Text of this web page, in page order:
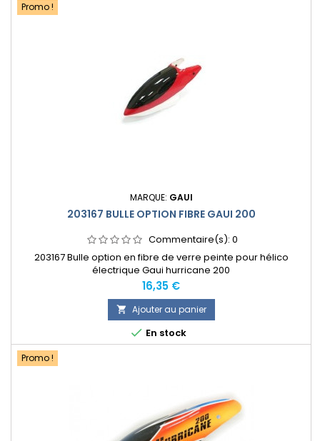
Promo !
MARQUE: GAUI
203167 BULLE OPTION FIBRE GAUI 200
Commentaire(s): 0
203167 Bulle option en fibre de verre peinte pour hélico
électrique Gaui hurricane 200
Prix
16,35 €
 Ajouter au panier
 En stock
Promo !